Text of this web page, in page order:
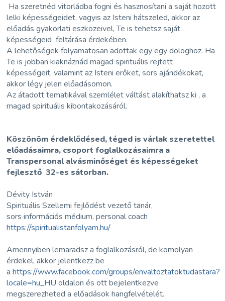
Ha szeretnéd vitorládba fogni és hasznosítani a saját hozott
lelki képességeidet, vagyis az Isteni hátszeled, akkor az
előadás gyakorlati eszközeivel, Te is tehetsz saját
képességeid feltárása érdekében.
A lehetőségek folyamatosan adottak egy egy dologhoz. Ha
Te is jobban kiaknáznád magad spirituális rejtett
képességeit, valamint az Isteni erőket, sors ajándékokat,
akkor légy jelen előadásomon.
Az átadott tematikával szemlélet váltást alakíthatsz ki , a
magad spirituális kibontakozásáról.
Köszönöm érdeklődésed, téged is várlak szeretettel
előadásaimra, csoport foglalkozásaimra a
Transpersonal alvásminőséget és képességeket
fejlesztő 32-es sátorban.
Dévity István
Spirituális Szellemi fejlődést vezető tanár,
sors információs médium, personal coach
https://spiritualistanfolyam.hu/
Amennyiben lemaradsz a foglalkozásról, de komolyan
érdekel, akkor jelentkezz be
ahttps://www.facebook.com/groups/envaltoztatoktudastara?
locale=hu_HU oldalon és ott bejelentkezve
megszerezheted a előadások hangfelvételét.